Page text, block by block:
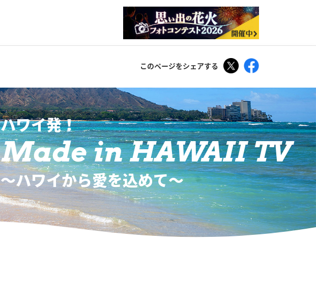
このページをシェアする Tweet
ハワイ発！
Made in HAWAII TV
〜ハワイから愛を込めて〜